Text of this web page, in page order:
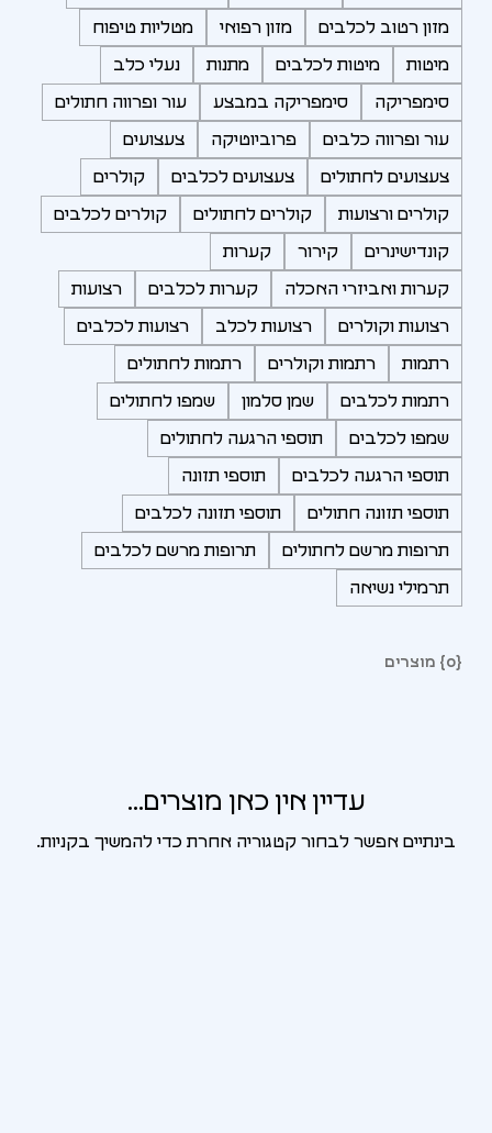
מזון רטוב לכלבים מזון רפואי מטליות טיפוח
מיטות מיטות לכלבים מתנות נעלי כלב
סימפריקה סימפריקה במבצע עור ופרווה חתולים
עור ופרווה כלבים פרוביוטיקה צעצועים
צעצועים לחתולים צעצועים לכלבים קולרים
קולרים ורצועות קולרים לחתולים קולרים לכלבים
קונדישינרים קירור קערות
קערות ואביזרי האכלה קערות לכלבים רצועות
רצועות וקולרים רצועות לכלב רצועות לכלבים
רתמות רתמות וקולרים רתמות לחתולים
רתמות לכלבים שמן סלמון שמפו לחתולים
שמפו לכלבים תוספי הרגעה לחתולים
תוספי הרגעה לכלבים תוספי תזונה
תוספי תזונה חתולים תוספי תזונה לכלבים
תרופות מרשם לחתולים תרופות מרשם לכלבים
תרמילי נשיאה
{0} מוצרים
עדיין אין כאן מוצרים...
בינתיים אפשר לבחור קטגוריה אחרת כדי להמשיך בקניות.